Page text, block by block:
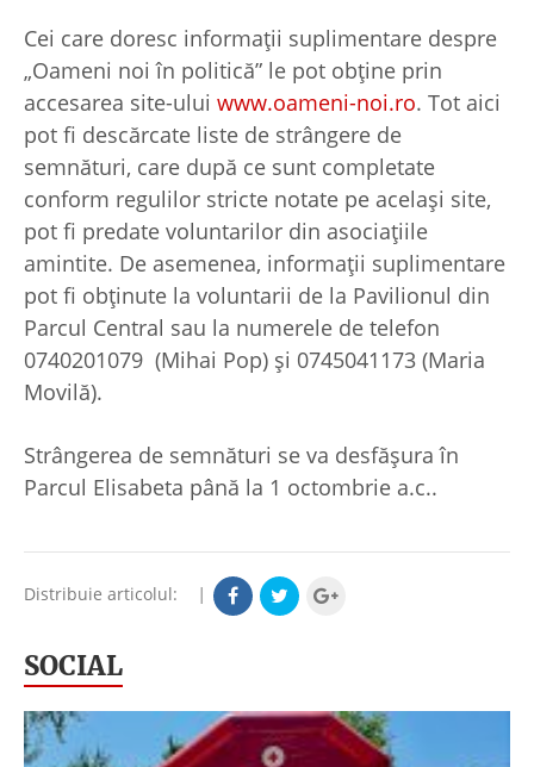
Cei care doresc informații suplimentare despre
„Oameni noi în politică” le pot obține prin
accesarea site-ului www.oameni-noi.ro. Tot aici
pot fi descărcate liste de strângere de
semnături, care după ce sunt completate
conform regulilor stricte notate pe același site,
pot fi predate voluntarilor din asociațiile
amintite. De asemenea, informații suplimentare
pot fi obținute la voluntarii de la Pavilionul din
Parcul Central sau la numerele de telefon
0740201079 (Mihai Pop) și 0745041173 (Maria
Movilă).
Strângerea de semnături se va desfășura în
Parcul Elisabeta până la 1 octombrie a.c..
Distribuie articolul: |
SOCIAL